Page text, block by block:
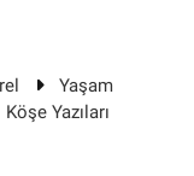
Yaşam
Köşe Yazıları